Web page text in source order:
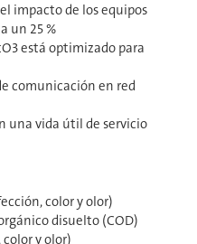
impacto de los equipos
un 25 %
está optimizado para
comunicación en red
una vida útil de servicio
color y olor)
disuelto (COD)
y olor)